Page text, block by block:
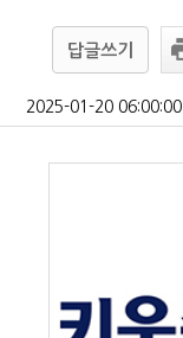
답글쓰기
2025-01-20 06:00:00